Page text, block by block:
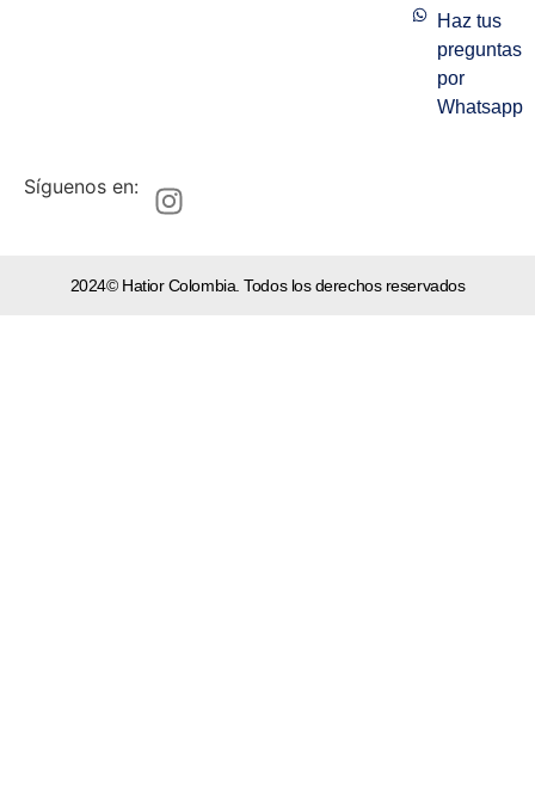
Haz tus
preguntas
por
Whatsapp
Síguenos en:
2024© Hatior Colombia. Todos los derechos reservados